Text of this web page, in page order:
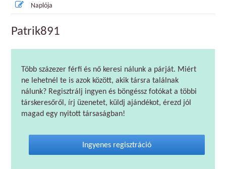
Naplója
Patrik891
Több százezer férfi és nő keresi nálunk a párját. Miért
ne lehetnél te is azok között, akik társra találnak
nálunk? Regisztrálj ingyen és böngéssz fotókat a többi
társkeresőről, írj üzenetet, küldj ajándékot, érezd jól
magad egy nyitott társaságban!
Ingyenes regisztráció